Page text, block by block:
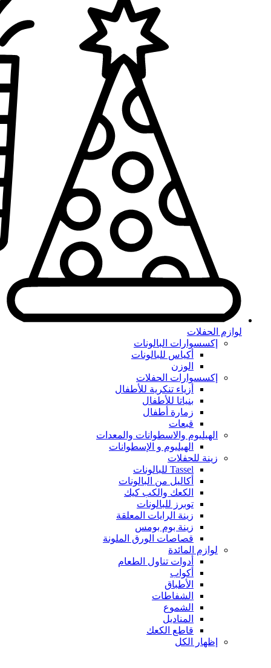
لوازم الحفلات
إكسسوارات البالونات
أكياس للبالونات
الوزن
إكسسوارات الحفلات
أزياء تنكرية للأطفال
بنياتا للأطفال
زمارة أطفال
قبعات
الهيليوم والاسطوانات والمعدات
الهيليوم و الإسطوانات
زينة للحفلات
Tassel للبالونات
أكاليل من البالونات
الكعك والكب كيك
توبرز للبالونات
زينة الرايات المعلقة
زينة بوم بومس
قصاصات الورق الملونة
لوازم المائدة
أدوات تناول الطعام
أكواب
الأطباق
الشفاطات
الشموع
المناديل
قاطع الكعك
إظهار الكل